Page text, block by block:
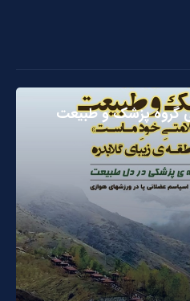
گروه پزشک و طبیعت